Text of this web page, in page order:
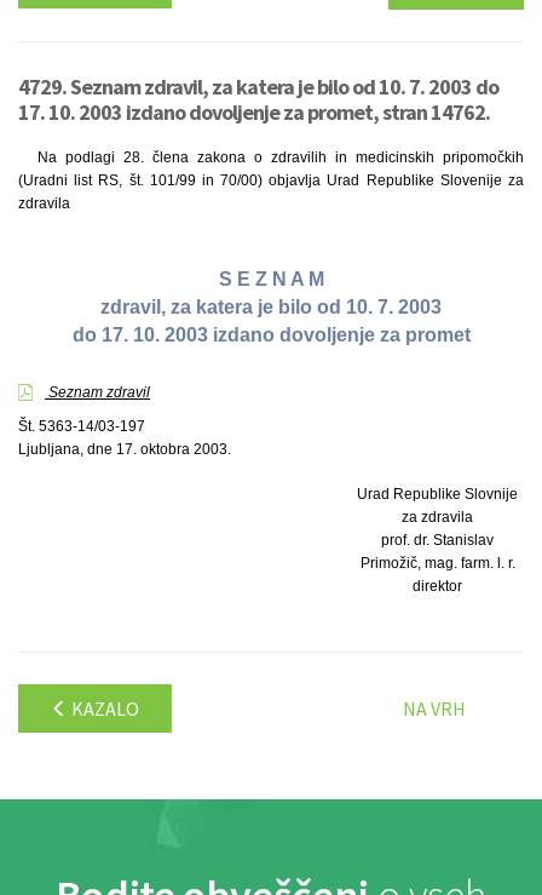
4729. Seznam zdravil, za katera je bilo od 10. 7. 2003 do
17. 10. 2003 izdano dovoljenje za promet, stran 14762.
Na podlagi 28. člena zakona o zdravilih in medicinskih pripomočkih
(Uradni list RS, št. 101/99 in 70/00) objavlja Urad Republike Slovenije za
zdravila
S E Z N A M
zdravil, za katera je bilo od 10. 7. 2003
do 17. 10. 2003 izdano dovoljenje za promet
Seznam zdravil
Št. 5363-14/03-197
Ljubljana, dne 17. oktobra 2003.
Urad Republike Slovnije
za zdravila
prof. dr. Stanislav
Primožič, mag. farm. l. r.
direktor
KAZALO NA VRH